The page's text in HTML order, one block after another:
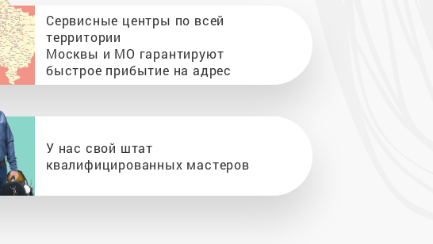
Сервисные центры по всей
территории
Москвы и МО гарантируют
быстрое прибытие на адрес
У нас свой штат
квалифицированных мастеров